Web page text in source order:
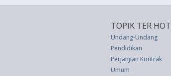
TOPIK TER HOT
Undang-Undang
Pendidikan
Perjanjian Kontrak
Umum